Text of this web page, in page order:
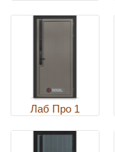
Лаб Про 1